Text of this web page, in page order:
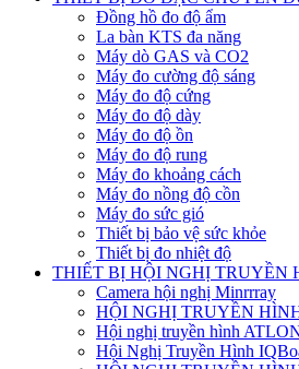
Đồng hồ đo độ ẩm
La bàn KTS đa năng
Máy dò GAS và CO2
Máy đo cường độ sáng
Máy đo độ cứng
Máy đo độ dày
Máy đo độ ồn
Máy đo độ rung
Máy đo khoảng cách
Máy đo nồng độ cồn
Máy đo sức gió
Thiết bị bảo vệ sức khỏe
Thiết bị đo nhiệt độ
THIẾT BỊ HỘI NGHỊ TRUYỀN
Camera hội nghị Minrrray
HỘI NGHỊ TRUYỀN
Hội nghị truyền hình
Hội Nghị Truyền Hình